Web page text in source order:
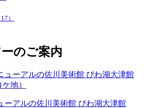
17）
のご案内
ーアルの佐川美術館 びわ湖大津館